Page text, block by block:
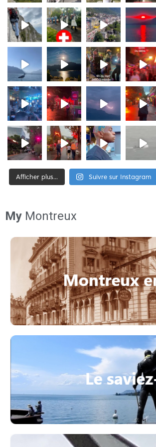
Afficher plus... Suivre sur Instagram
My Montreux